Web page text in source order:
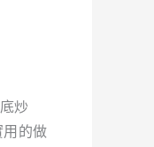
炒
用的做